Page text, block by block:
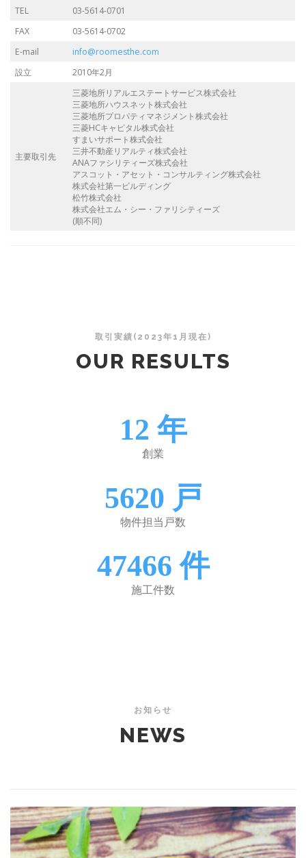
TEL
03-5614-0701
FAX
03-5614-0702
E-mail
info@roomesthe.com
設立
2010年2月
主要取引先
三菱地所リアルエステートサービス株式会社
三菱地所ハウスネット株式会社
三菱地所プロパティマネジメント株式会社
三菱HCキャピタル株式会社
すまいサポート株式会社
三井不動産リアルティ株式会社
ANAファシリティーズ株式会社
アスコット・アセット・コンサルティング株式会社
株式会社第一ビルディング
松竹株式会社
株式会社エム・シー・ファリシティーズ
(順不同)
取引実績(2023年1月現在)
OUR RESULTS
12 年
創業
5620 戸
物件担当戸数
47466 件
施工件数
お知らせ
NEWS